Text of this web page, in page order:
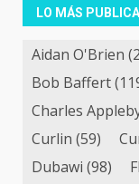
LO MÁS
Aidan O'Brien
Bob Baffert
Charles
Curlin (59)
Dubawi (98)